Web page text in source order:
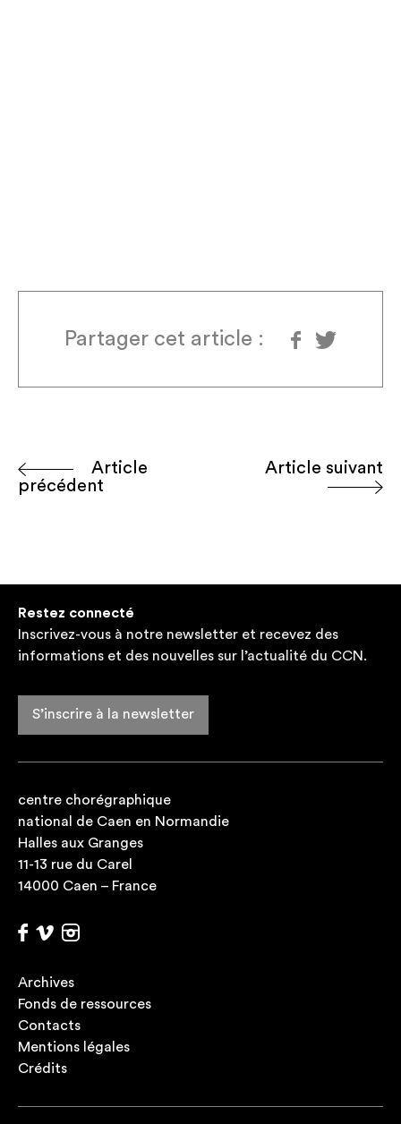
Partager cet article :
Article
précédent
Article suivant
Restez connecté
Inscrivez-vous à notre newsletter et recevez des
informations et des nouvelles sur l’actualité du CCN.
S’inscrire à la newsletter
centre chorégraphique
national de Caen en Normandie
Halles aux Granges
11-13 rue du Carel
14000 Caen – France
Archives
Fonds de ressources
Contacts
Mentions légales
Crédits